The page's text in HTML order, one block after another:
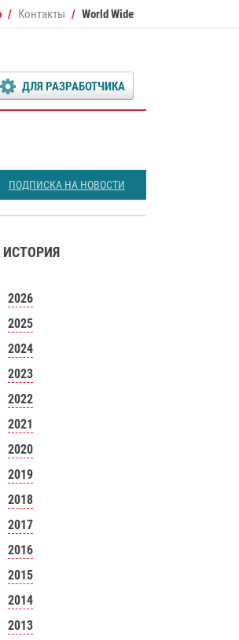
Контакты World Wide
ДЛЯ РАЗРАБОТЧИКА
ПОДПИСКА НА НОВОСТИ
ИСТОРИЯ
2026
2025
2024
2023
2022
2021
2020
2019
2018
2017
2016
2015
2014
2013